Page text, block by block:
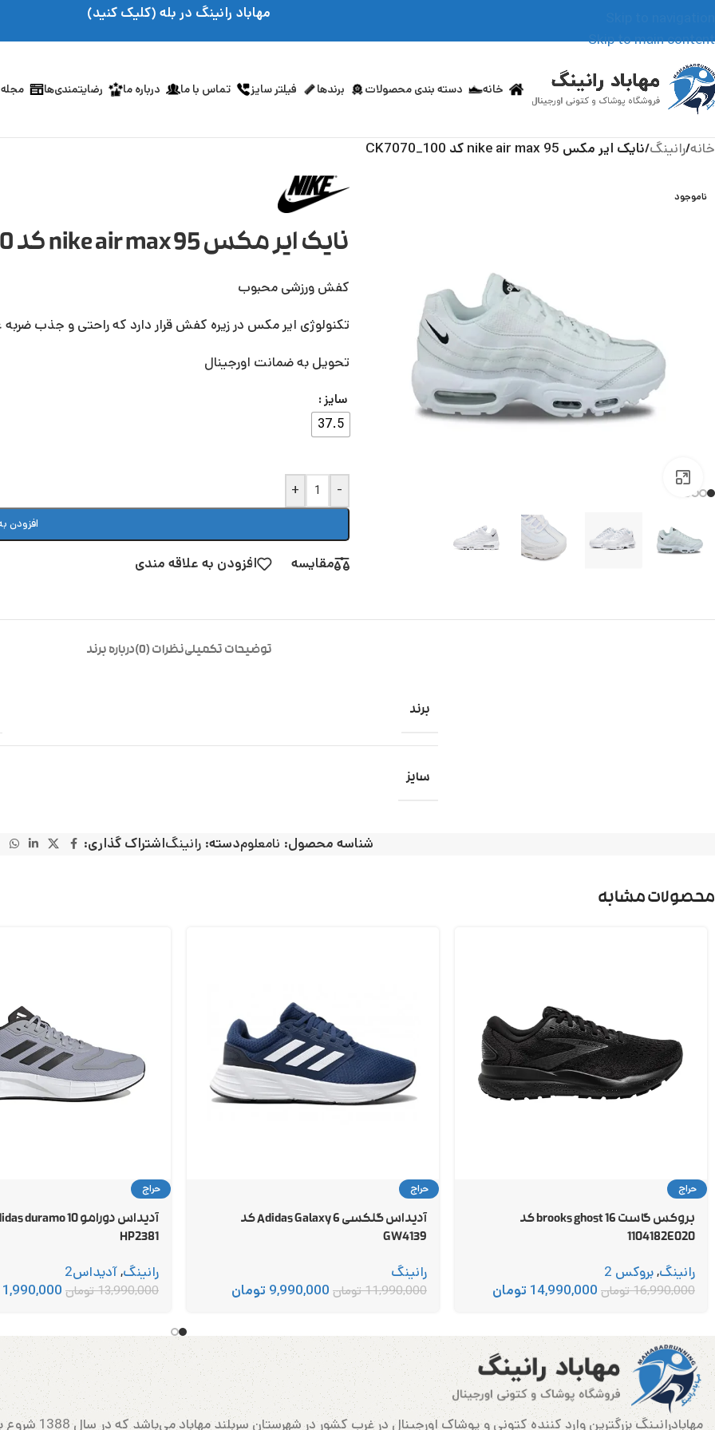
Skip to main content
مهاباد رانینگ در بله (کلیک کنید)
خانه دسته بندی محصولات برندها فیلتر سایز تماس با ما درباره ما رضایتمندی‌ها مجله
خانه/رانینگ/نایک ایر مکس 95 nike air max کد CK7070_100
ناموجود
نایک ایر مکس 95 nike air max کد CK7070_100
کفش ورزشی محبوب
تکنولوژی ایر مکس در زیره کفش قرار دارد که راحتی و جذب ضربه
تحویل به ضمانت اورجینال
سایز
37.5
-
+
افزودن
مقایسه افزودن به علاقه مندی
توضیحات تکمیلینظرات (0) درباره برند
برند
سایز
شناسه محصول: نامعلومدسته: رانینگاشتراک گذاری:
محصولات مشابه
حراج
بروکس گاست 16 brooks ghost کد
1104182E020
رانینگ,بروکس 2
16,990,000تومان 14,990,000 تومان
حراج
آدیداس گلکسی 6 Adidas Galaxy کد
GW4139
رانینگ
11,990,000تومان 9,990,000 تومان
حراج
HP2381
رانینگ,آدیداس2
13,990,000تومان
مهابادرانینگ